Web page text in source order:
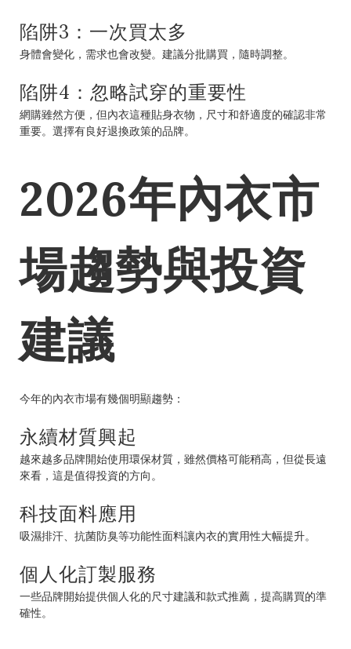
陷阱3：一次買太多
身體會變化，需求也會改變。建議分批購買，隨時調整。
陷阱4：忽略試穿的重要性
網購雖然方便，但內衣這種貼身衣物，尺寸和舒適度的確認非常
重要。選擇有良好退換政策的品牌。
2026年內衣市
場趨勢與投資
建議
今年的內衣市場有幾個明顯趨勢：
永續材質興起
越來越多品牌開始使用環保材質，雖然價格可能稍高，但從長遠
來看，這是值得投資的方向。
科技面料應用
吸濕排汗、抗菌防臭等功能性面料讓內衣的實用性大幅提升。
個人化訂製服務
一些品牌開始提供個人化的尺寸建議和款式推薦，提高購買的準
確性。